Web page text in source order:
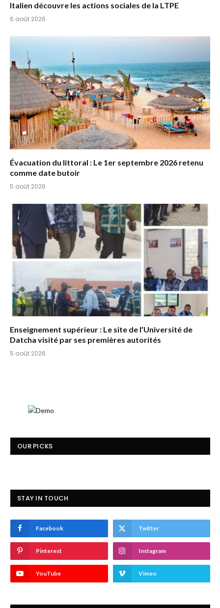
Italien découvre les actions sociales de la LTPE
6 août 2026
Évacuation du littoral : Le 1er septembre 2026 retenu
comme date butoir
5 août 2026
Enseignement supérieur : Le site de l’Université de
Datcha visité par ses premières autorités
5 août 2026
OUR PICKS
STAY IN TOUCH
Facebook Twitter
Pinterest Instagram
YouTube Vimeo